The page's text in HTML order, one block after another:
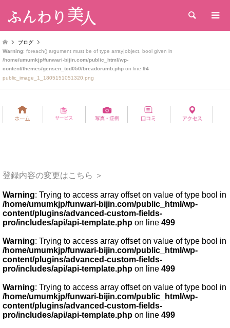
検索
ブログ
Warning: foreach() argument must be of type array|object, bool given in
/home/umumkjp/funwari-bijin.com/public_html/wp-
content/themes/gensen_tcd050/breadcrumb.php on line 94
public_image_1_1805151051320.png
登録内容の変更はこちら ＞
Warning: Trying to access array offset on value of type bool in
/home/umumkjp/funwari-bijin.com/public_html/wp-
content/plugins/advanced-custom-fields-
pro/includes/api/api-template.php on line 499
Warning: Trying to access array offset on value of type bool in
/home/umumkjp/funwari-bijin.com/public_html/wp-
content/plugins/advanced-custom-fields-
pro/includes/api/api-template.php on line 499
Warning: Trying to access array offset on value of type bool in
/home/umumkjp/funwari-bijin.com/public_html/wp-
content/plugins/advanced-custom-fields-
pro/includes/api/api-template.php on line 499